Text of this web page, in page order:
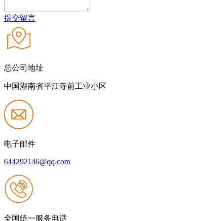
提交留言
总公司地址
中国湖南省平江寺前工业小区
电子邮件
644292146@qq.com
全国统一服务电话